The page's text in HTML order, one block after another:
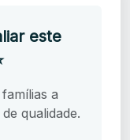
este
a
qualidade.